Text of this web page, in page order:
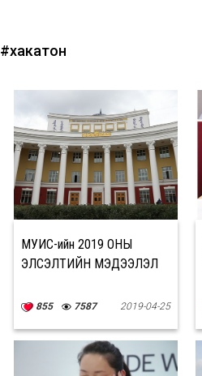
#хакатон
МУИС-ийн 2019 ОНЫ
ЭЛСЭЛТИЙН МЭДЭЭЛЭЛ
855 7587 2019-04-25